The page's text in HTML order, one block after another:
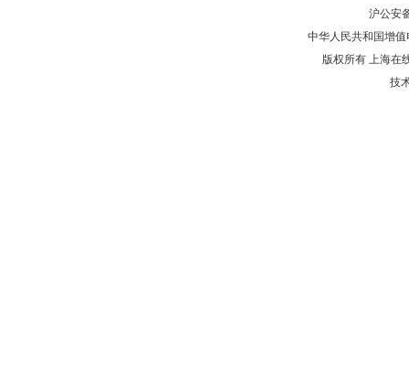
沪公安
中华人民共和国增
版权所有 上海在
技